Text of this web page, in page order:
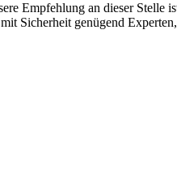
Empfehlung an dieser Stelle
Sicherheit genügend